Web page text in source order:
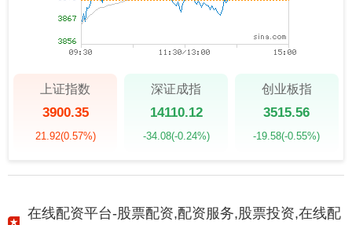
上证指数
3900.35
21.92(0.57%)
深证成指
14110.12
-34.08(-0.24%)
创业板指
3515.56
-19.58(-0.55%)
在线配资平台-股票配资,配资服务,股票投资,在线配